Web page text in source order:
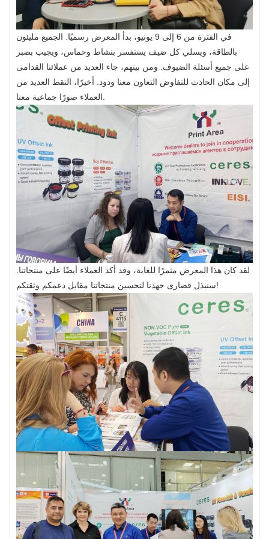
في الفترة من 6 إلى 9 يونيو، بدأ المعرض رسميًا. الجميع مليئون
بالطاقة، ويسلي كل ضيف يستفسر بنشاط وحماس، ويجيب بصبر
على جميع أسئلة الضيوف. ومن بينهم، جاء العديد من عملائنا القدامى
إلى مكان الحادث للتفاوض التعاون معنا ودود. أخيرًا، التقط العديد من
العملاء صورًا جماعية معنا.
لقد كان هذا المعرض مثمرًا للغاية، وقد أكد العملاء أيضًا على منتجاتنا.
سنبذل قصارى جهدنا لتحسين منتجاتنا مقابل دعمكم وثقتكم!